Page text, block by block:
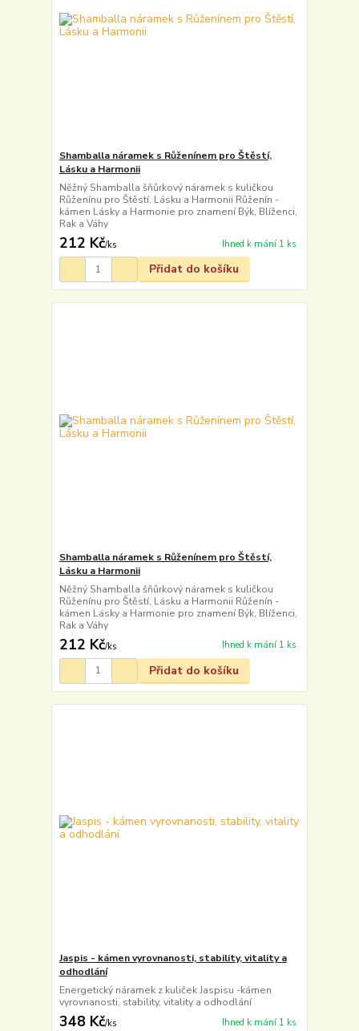
Shamballa náramek s Růženínem pro Štěstí,
Lásku a Harmonii
Něžný Shamballa šňůrkový náramek s kuličkou
Růženínu pro Štěstí, Lásku a Harmonii Růženín -
kámen Lásky a Harmonie pro znamení Býk, Blíženci,
Rak a Váhy
212 Kč/ks Ihned k mání 1 ks
Přidat do košíku
Shamballa náramek s Růženínem pro Štěstí,
Lásku a Harmonii
Něžný Shamballa šňůrkový náramek s kuličkou
Růženínu pro Štěstí, Lásku a Harmonii Růženín -
kámen Lásky a Harmonie pro znamení Býk, Blíženci,
Rak a Váhy
212 Kč/ks Ihned k mání 1 ks
Přidat do košíku
Jaspis - kámen vyrovnanosti, stability, vitality a
odhodlání
Energetický náramek z kuliček Jaspisu -kámen
vyrovnanosti, stability, vitality a odhodlání
348 Kč/ks Ihned k mání 1 ks